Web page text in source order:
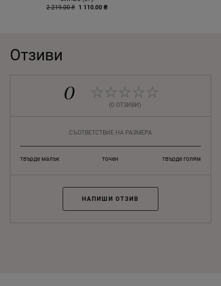
2 219.00 ₴ 1 110.00 ₴
Отзиви
0
(0 ОТЗИВИ)
СЪОТВЕТСТВИЕ НА РАЗМЕРА
твърде малък точен твърде голям
НАПИШИ ОТЗИВ